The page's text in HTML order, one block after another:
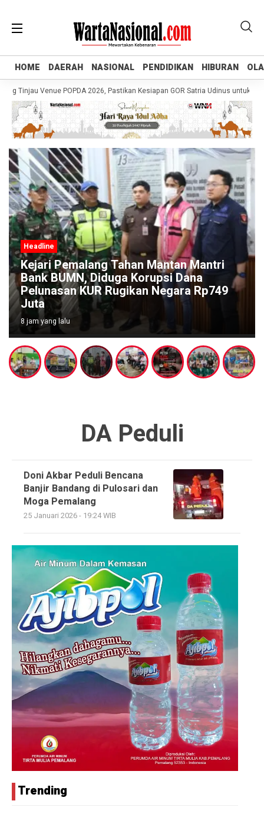
HOME DAERAH NASIONAL PENDIDIKAN HIBURAN
HOME DAERAH NASIONAL PENDIDIKAN HIBURAN
Tinjau Venue POPDA 2026, Pastikan Kesiapan GOR Satria Udinus untuk
Tahan Mantan Mantri
Korupsi Dana
Rugikan Negara Rp749
Headline
Ketum PTMSI
Utomo Survei
PORPROV
Kesiapan dan
DA Peduli
Doni Akbar Peduli Bencana
Banjir Bandang di Pulosari dan
Moga Pemalang
25 Januari 2026 - 19:24 WIB
Trending